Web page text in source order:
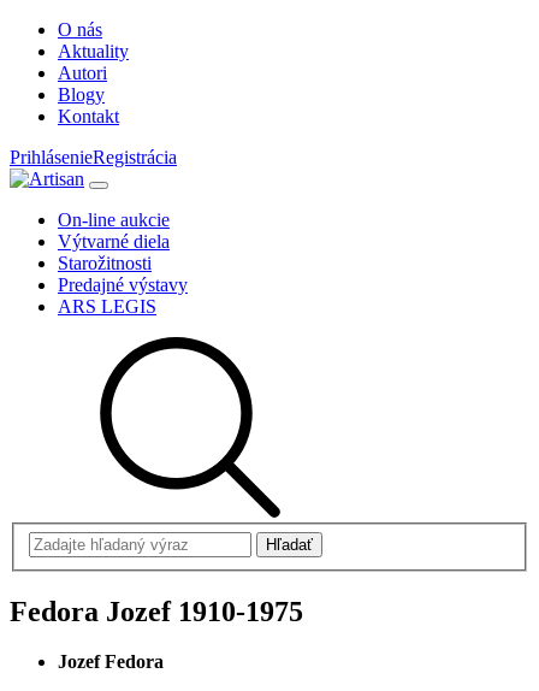
O nás
Aktuality
Autori
Blogy
Kontakt
PrihlásenieRegistrácia
On-line aukcie
Výtvarné diela
Starožitnosti
Predajné výstavy
ARS LEGIS
Fedora Jozef 1910-1975
Jozef Fedora